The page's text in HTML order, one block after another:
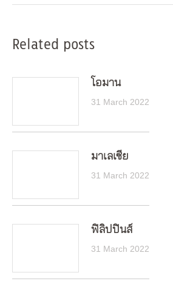
Related posts
โอมาน
31 March 2022
มาเลเซีย
31 March 2022
ฟิลิปปินส์
31 March 2022